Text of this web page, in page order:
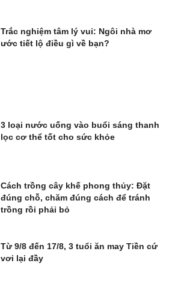
Trắc nghiệm tâm lý vui: Ngôi nhà mơ
ước tiết lộ điều gì về bạn?
3 loại nước uống vào buổi sáng thanh
lọc cơ thể tốt cho sức khỏe
Cách trồng cây khế phong thủy: Đặt
đúng chỗ, chăm đúng cách để tránh
trồng rồi phải bỏ
Từ 9/8 đến 17/8, 3 tuổi ăn may Tiền cứ
vơi lại đầy